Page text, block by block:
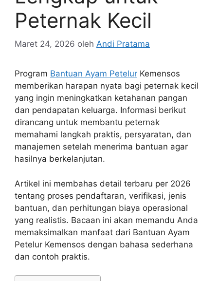
Peternak Kecil
Maret 24, 2026 oleh Andi Pratama
Program Bantuan Ayam Petelur Kemensos
memberikan harapan nyata bagi peternak kecil
yang ingin meningkatkan ketahanan pangan
dan pendapatan keluarga. Informasi berikut
dirancang untuk membantu peternak
memahami langkah praktis, persyaratan, dan
manajemen setelah menerima bantuan agar
hasilnya berkelanjutan.
Artikel ini membahas detail terbaru per 2026
tentang proses pendaftaran, verifikasi, jenis
bantuan, dan perhitungan biaya operasional
yang realistis. Bacaan ini akan memandu Anda
memaksimalkan manfaat dari Bantuan Ayam
Petelur Kemensos dengan bahasa sederhana
dan contoh praktis.